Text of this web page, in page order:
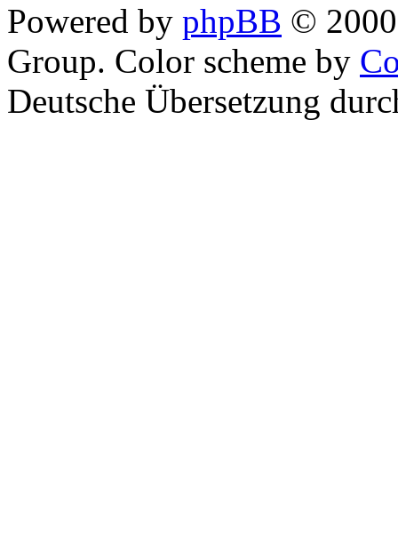
Powered by phpBB ©
Group. Color scheme by
Deutsche Übersetzung